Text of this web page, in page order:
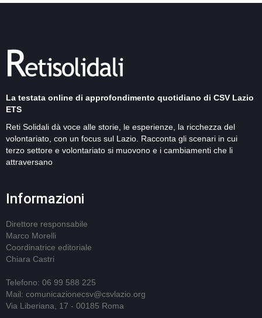
La testata online di approfondimento quotidiano di CSV Lazio
ETS
Reti Solidali dà voce alle storie, le esperienze, la ricchezza del
volontariato, con un focus sul Lazio. Racconta gli scenari in cui
terzo settore e volontariato si muovono e i cambiamenti che li
attraversano
Informazioni
Direttore responsabile
Marco Morelli
Coordinatrice editoriale
Chiara Castri
Telefono: 06 99 588 225
Mail: comunicazionecsv@csvlazio.org
Via Liberiana, 17 - 00185 Roma